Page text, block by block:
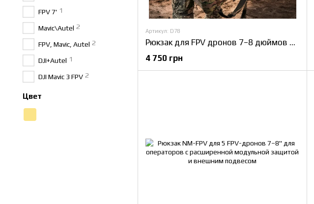
Артикул: D78
Рюкзак для FPV дронов 7–8 дюймов для операторов и военных с безопасной транспортировкой до 5 дронов с оборудованием
4 750 грн
FPV 7' 1
Mavic\Autel 2
FPV, Mavic, Autel 2
DJI+Autel 1
DJI Mavic 3 FPV 2
Цвет